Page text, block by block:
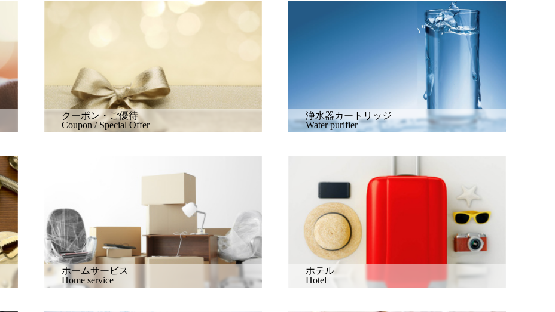
クーポン・ご優待
Coupon / Special Offer
浄水器カートリッジ
Water purifier
ホームサービス
Home service
ホテル
Hotel